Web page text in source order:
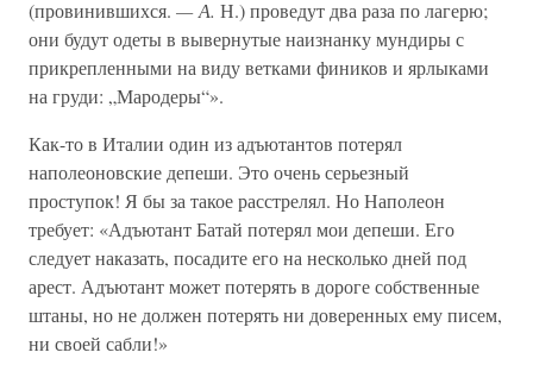
(провинившихся. — А. Н.) проведут два раза по лагерю;
они будут одеты в вывернутые наизнанку мундиры с
прикрепленными на виду ветками фиников и ярлыками
на груди: „Мародеры“».
Как-то в Италии один из адъютантов потерял
наполеоновские депеши. Это очень серьезный
проступок! Я бы за такое расстрелял. Но Наполеон
требует: «Адъютант Батай потерял мои депеши. Его
следует наказать, посадите его на несколько дней под
арест. Адъютант может потерять в дороге собственные
штаны, но не должен потерять ни доверенных ему писем,
ни своей сабли!»